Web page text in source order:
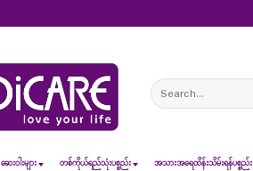
Search
for:
ဆေး၀ါးများ တစ်ကိုယ်ရည်သုံးပစ္စည်း အသားအရေထိန်းသိမ်းရန်ပစ္စည်း